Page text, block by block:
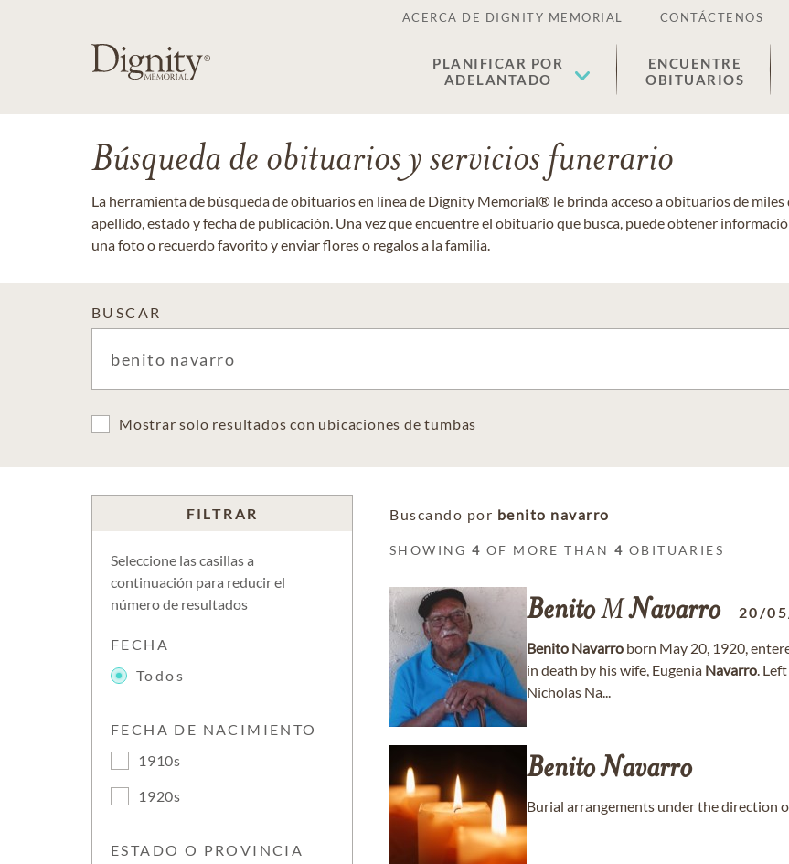
ACERCA DE DIGNITY MEMORIAL CONTÁCTENOS
PLANIFICAR POR
ADELANTADO
ENCUENTRE
OBITUARIOS
Búsqueda de obituarios y servicios funerario
La herramienta de búsqueda de obituarios en línea de Dignity Memorial® le brinda acceso a obituarios de
apellido, estado y fecha de publicación. Una vez que encuentre el obituario que busca, puede obtener
una foto o recuerdo favorito y enviar flores o regalos a la familia.
BUSCAR
Mostrar solo resultados con ubicaciones de tumbas
FILTRAR
Seleccione las casillas a
continuación para reducir el
número de resultados
FECHA
Todos
FECHA DE NACIMIENTO
1910s
1920s
ESTADO O PROVINCIA
Buscando por benito navarro
SHOWING4 OF MORE THAN4 OBITUARIES
BenitoMNavarro 20/
Benito Navarro born May 20, 1920,
in death by his wife, Eugenia Navarro.
Nicholas Na...
BenitoNavarro
Burial arrangements under the direction